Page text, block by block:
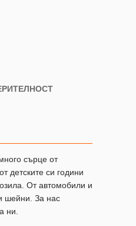
сърце от
детските си години
От автомобили и
шейни. За нас
ни.